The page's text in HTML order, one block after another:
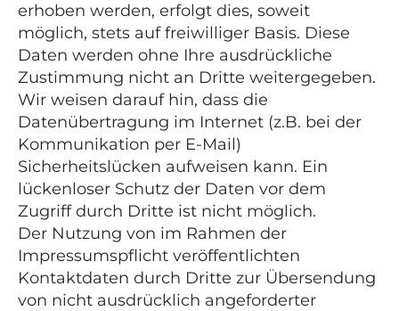
erhoben werden, erfolgt dies, soweit
möglich, stets auf freiwilliger Basis. Diese
Daten werden ohne Ihre ausdrückliche
Zustimmung nicht an Dritte weitergegeben.
Wir weisen darauf hin, dass die
Datenübertragung im Internet (z.B. bei der
Kommunikation per E-Mail)
Sicherheitslücken aufweisen kann. Ein
lückenloser Schutz der Daten vor dem
Zugriff durch Dritte ist nicht möglich.
Der Nutzung von im Rahmen der
Impressumspflicht veröffentlichten
Kontaktdaten durch Dritte zur Übersendung
von nicht ausdrücklich angeforderter